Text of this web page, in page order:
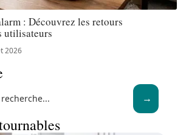
: Découvrez les retours
utilisateurs
2026